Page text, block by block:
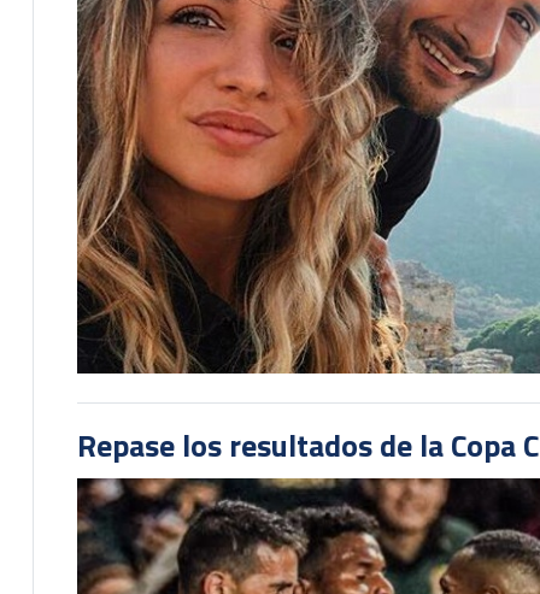
Repase los resultados de la Copa